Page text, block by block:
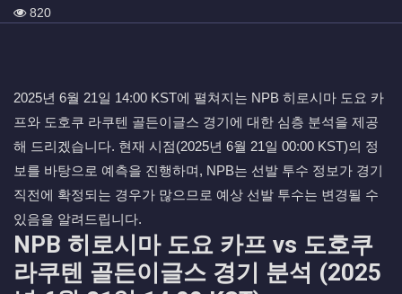
컨텐츠 정보
820조회
2025년 6월 21일 14:00 KST에 펼쳐지는 NPB 히로시마 도요 카
프와 도호쿠 라쿠텐 골든이글스 경기에 대한 심층 분석을 제공
해 드리겠습니다. 현재 시점(2025년 6월 21일 00:00 KST)의 정
보를 바탕으로 예측을 진행하며, NPB는 선발 투수 정보가 경기
직전에 확정되는 경우가 많으므로 예상 선발 투수는 변경될 수
있음을 알려드립니다.
NPB 히로시마 도요 카프 vs 도호쿠
라쿠텐 골든이글스 경기 분석 (2025